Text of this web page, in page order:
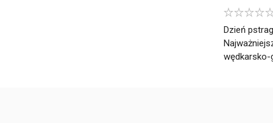
Dzień
wędkarsko-